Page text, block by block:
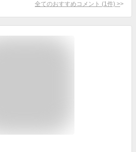
全てのおすすめコメント (1 件) >